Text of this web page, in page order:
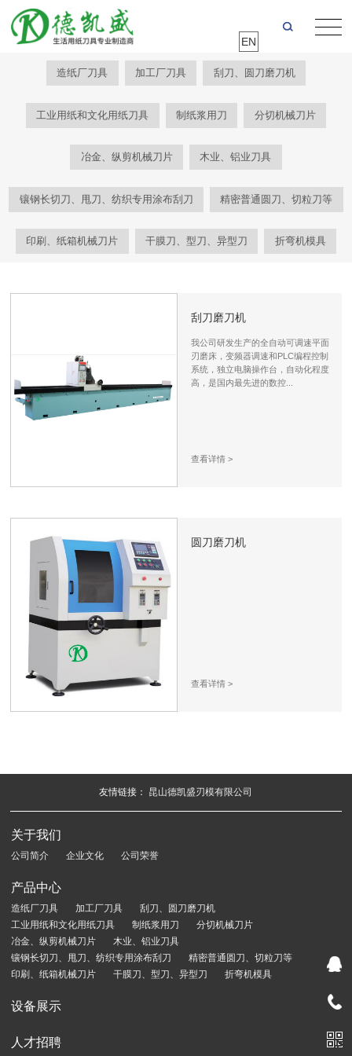
EN
造纸厂刀具 加工厂刀具 刮刀、圆刀磨刀机
工业用纸和文化用纸刀具 制纸浆用刀 分切机械刀片
冶金、纵剪机械刀片 木业、铝业刀具
镶钢长切刀、甩刀、纺织专用涂布刮刀 精密普通圆刀、切粒刀等
印刷、纸箱机械刀片 干膜刀、型刀、异型刀 折弯机模具
刮刀磨刀机
我公司研发生产的全自动可调速平面
刃磨床，变频器调速和PLC编程控制
系统，独立电脑操作台，自动化程度
高，是国内最先进的数控...
查看详情>
圆刀磨刀机
查看详情>
友情链接： 昆山德凯盛刃模有限公司
关于我们
公司简介 企业文化 公司荣誉
产品中心
造纸厂刀具 加工厂刀具
刮刀、圆刀磨刀机
工业用纸和文化用纸刀具
制纸浆用刀
分切机械刀片
冶金、纵剪机械刀片
木业、铝业刀具
镶钢长切刀、甩刀、纺织专用涂布刮刀
精密普通圆刀、切粒刀等
印刷、纸箱机械刀片
干膜刀、型刀、异型刀 折弯机模具
设备展示
人才招聘